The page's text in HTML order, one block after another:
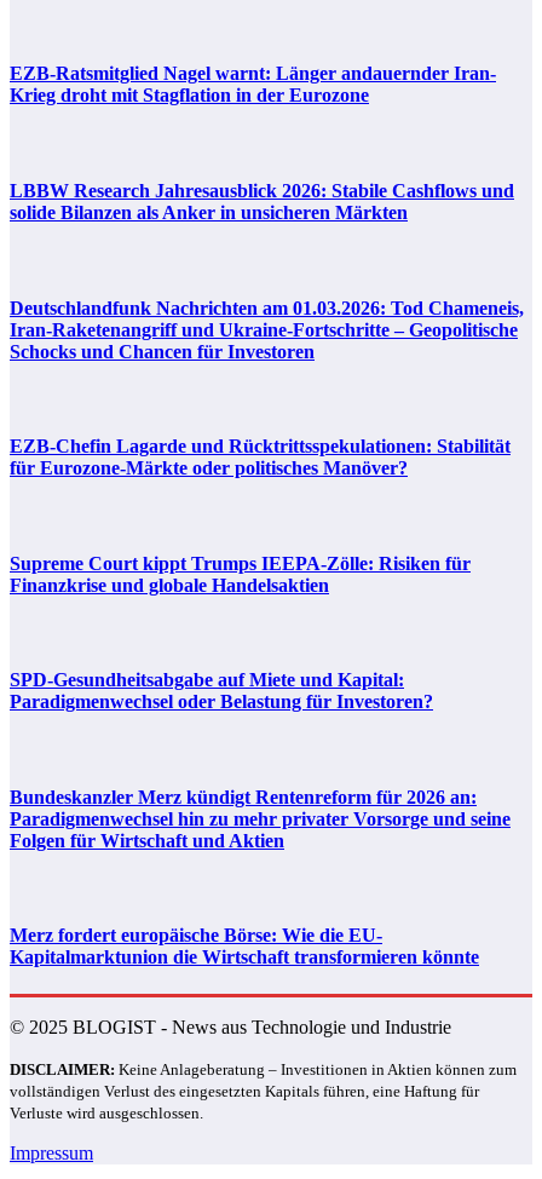
EZB-Ratsmitglied Nagel warnt: Länger andauernder Iran-
Krieg droht mit Stagflation in der Eurozone
LBBW Research Jahresausblick 2026: Stabile Cashflows und
solide Bilanzen als Anker in unsicheren Märkten
Deutschlandfunk Nachrichten am 01.03.2026: Tod Chameneis,
Iran-Raketenangriff und Ukraine-Fortschritte – Geopolitische
Schocks und Chancen für Investoren
EZB-Chefin Lagarde und Rücktrittsspekulationen: Stabilität
für Eurozone-Märkte oder politisches Manöver?
Supreme Court kippt Trumps IEEPA-Zölle: Risiken für
Finanzkrise und globale Handelsaktien
SPD-Gesundheitsabgabe auf Miete und Kapital:
Paradigmenwechsel oder Belastung für Investoren?
Bundeskanzler Merz kündigt Rentenreform für 2026 an:
Paradigmenwechsel hin zu mehr privater Vorsorge und seine
Folgen für Wirtschaft und Aktien
Merz fordert europäische Börse: Wie die EU-
Kapitalmarktunion die Wirtschaft transformieren könnte
© 2025 BLOGIST - News aus Technologie und Industrie
DISCLAIMER: Keine Anlageberatung – Investitionen in Aktien können zum
vollständigen Verlust des eingesetzten Kapitals führen, eine Haftung für
Verluste wird ausgeschlossen.
Impressum